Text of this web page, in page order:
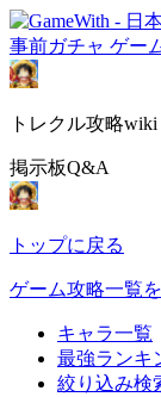
事前ガチャ ゲー
トレクル攻略
掲示板Q&A
トップに戻る
ゲーム攻略一覧
キャラ一覧
最強ランキ
絞り込み検